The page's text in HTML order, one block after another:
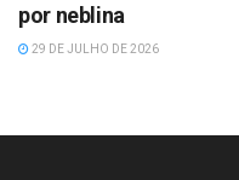
por neblina
29 DE JULHO DE 2026